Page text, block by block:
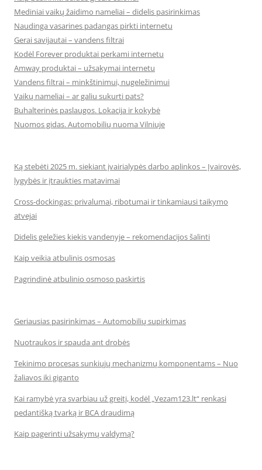
Mediniai vaikų žaidimo nameliai – didelis pasirinkimas
Naudinga vasarines padangas pirkti internetu
Gerai savijautai – vandens filtrai
Kodėl Forever produktai perkami internetu
Amway produktai – užsakymai internetu
Vandens filtrai – minkštinimui, nugeležinimui
Vaikų nameliai – ar galiu sukurti pats?
Buhalterinės paslaugos. Lokacija ir kokybė
Nuomos gidas. Automobilių nuoma Vilniuje
Ką stebėti 2025 m. siekiant įvairialypės darbo aplinkos – Įvairovės,
lygybės ir įtraukties matavimai
Cross-dockingas: privalumai, ribotumai ir tinkamiausi taikymo
atvejai
Didelis geležies kiekis vandenyje – rekomendacijos šalinti
Kaip veikia atbulinis osmosas
Pagrindinė atbulinio osmoso paskirtis
Geriausias pasirinkimas – Automobilių supirkimas
Nuotraukos ir spauda ant drobės
Tekinimo procesas sunkiųjų mechanizmų komponentams – Nuo
žaliavos iki giganto
Kai ramybė yra svarbiau už greitį, kodėl „Vezam123.lt“ renkasi
pedantišką tvarką ir BCA draudimą
Kaip pagerinti užsakymų valdymą?